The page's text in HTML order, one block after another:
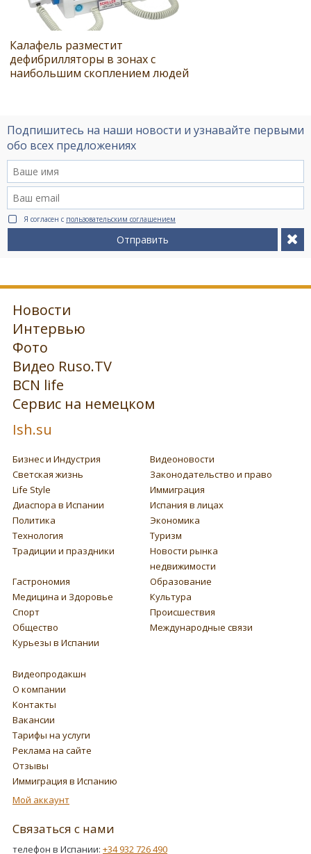
Калафель разместит
дефибрилляторы в зонах с
наибольшим скоплением людей
Подпишитесь на наши новости и узнавайте первыми
обо всех предложениях
Я согласен с пользовательским соглашением
Отправить
Новости
Интервью
Фото
Видео Ruso.TV
BCN life
Сервис на немецком
Ish.su
Бизнес и Индустрия
Видеоновости
Светская жизнь
Законодательство и право
Life Style
Иммиграция
Диаспора в Испании
Испания в лицах
Политика
Экономика
Технология
Туризм
Традиции и праздники
Новости рынка
недвижимости
Гастрономия
Образование
Медицина и Здоровье
Культура
Спорт
Происшествия
Общество
Международные связи
Курьезы в Испании
Видеопродакшн
О компании
Контакты
Вакансии
Тарифы на услуги
Реклама на сайте
Отзывы
Иммиграция в Испанию
Мой аккаунт
Связаться с нами
телефон в Испании: +34 932 726 490